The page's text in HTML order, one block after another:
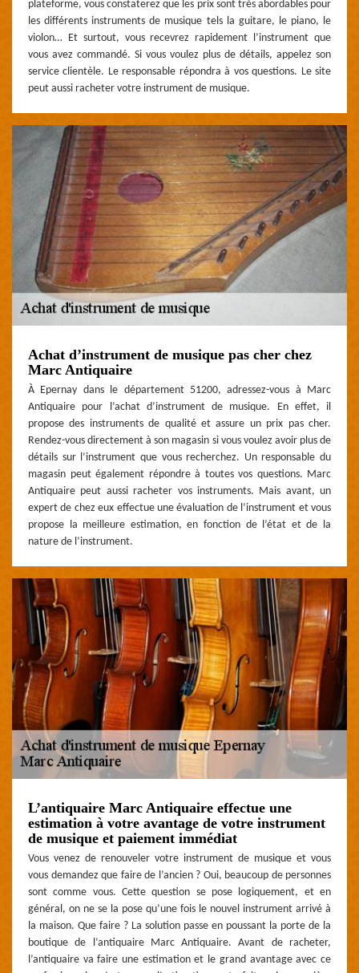
plateforme, vous constaterez que les prix sont très abordables pour
les différents instruments de musique tels la guitare, le piano, le
violon… Et surtout, vous recevrez rapidement l’instrument que
vous avez commandé. Si vous voulez plus de détails, appelez son
service clientèle. Le responsable répondra à vos questions. Le site
peut aussi racheter votre instrument de musique.
Achat d’instrument de musique pas cher chez
Marc Antiquaire
À Epernay dans le département 51200, adressez-vous à Marc
Antiquaire pour l’achat d’instrument de musique. En effet, il
propose des instruments de qualité et assure un prix pas cher.
Rendez-vous directement à son magasin si vous voulez avoir plus de
détails sur l’instrument que vous recherchez. Un responsable du
magasin peut également répondre à toutes vos questions. Marc
Antiquaire peut aussi racheter vos instruments. Mais avant, un
expert de chez eux effectue une évaluation de l’instrument et vous
propose la meilleure estimation, en fonction de l’état et de la
nature de l’instrument.
L’antiquaire Marc Antiquaire effectue une
estimation à votre avantage de votre instrument
de musique et paiement immédiat
Vous venez de renouveler votre instrument de musique et vous
vous demandez que faire de l’ancien ? Oui, beaucoup de personnes
sont comme vous. Cette question se pose logiquement, et en
général, on ne se la pose qu’une fois le nouvel instrument arrivé à
la maison. Que faire ? La solution passe en poussant la porte de la
boutique de l’antiquaire Marc Antiquaire. Avant de racheter,
l’antiquaire va faire une estimation et le grand avantage avec ce